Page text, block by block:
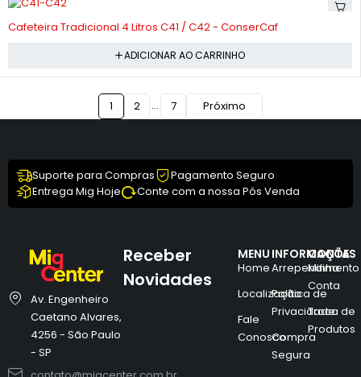
Cafeteira Tradicional 4 Litros C41 / C42 - ConserCaf
ADICIONAR AO CARRINHO
1 2 … 7 Próximo
Suporte para Compras
Pagamento Seguro
Entrega Mig Hoje
Conte com a nossa Pós Venda
Av. Engenheiro
Caetano Alvares,
4256 - São Paulo
- SP
MENU
Home
Localização
Fale
Conosco
INFORMAÇÕES
Arrependimento
Política de
Privacidade
Compra
Segura
CONTA
Minha
Conta
Troca de
Produtos
Receber
Novidades